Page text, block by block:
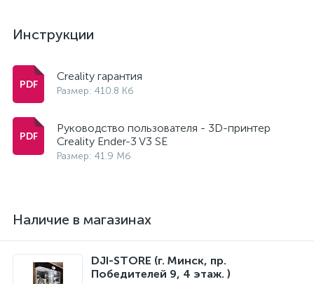
Инструкции
Creality гарантия
Размер: 410.8 Кб
Руководство пользователя - 3D-принтер
Creality Ender-3 V3 SE
Размер: 41.9 Мб
Наличие в магазинах
DJI-STORE (г. Минск, пр.
Победителей 9, 4 этаж. )